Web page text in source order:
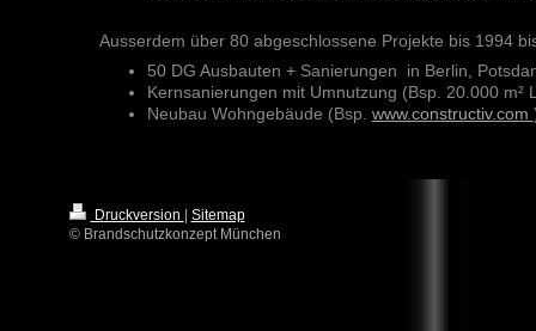
Ausserdem über 80 abgeschlossene Projekte bis 1994
50 DG Ausbauten + Sanierungen in Berlin,
Kernsanierungen mit Umnutzung (Bsp. 20.000
Neubau Wohngebäude (Bsp. www.constructiv.com
Druckversion | Sitemap
© Brandschutzkonzept München